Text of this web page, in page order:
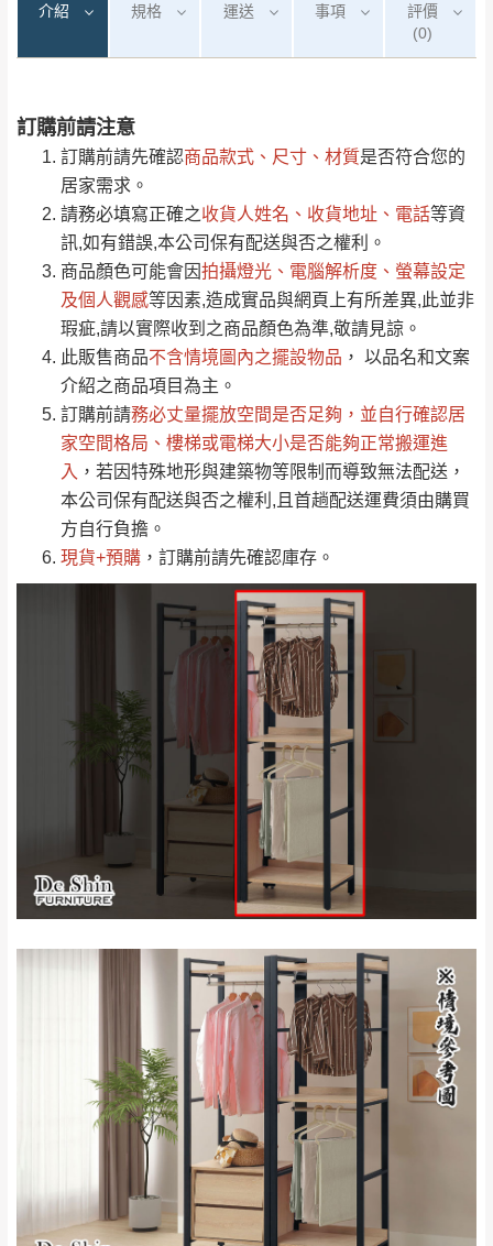
介紹
規格
運送
事項
評價
(0)
訂購前請注意
訂購前請先確認商品款式、尺寸、材質是否符合您的
居家需求。
請務必填寫正確之收貨人姓名、收貨地址、電話等資
訊,如有錯誤,本公司保有配送與否之權利。
商品顏色可能會因拍攝燈光、電腦解析度、螢幕設定
及個人觀感等因素,造成實品與網頁上有所差異,此並非
瑕疵,請以實際收到之商品顏色為準,敬請見諒。
此販售商品不含情境圖內之擺設物品 ， 以品名和文案
介紹之商品項目為主。
訂購前請務必丈量擺放空間是否足夠 ，並自行確認居
家空間格局、 樓梯或電梯大小是否能夠正常搬運進
入 ，若因特殊地形與建築物等限制而導致無法配送，
本公司保有配送與否之權利,且首趟配送運費須由購買
方自行負擔。
現貨+預購 ，訂購前請先確認庫存。
運 費 說 明
運送地區 運送費用
偏遠地區
（請先線上詢問 LINE
→@dershin ）
桃園
免 運
費
＊A108產品另收運費
復興鄉
新竹
峨眉鄉、五峰鄉、
橫山、北埔鄉、尖
石鄉、寶山鄉山
區、新埔山區、芎
雙溪、貢寮、烏
來、平溪、九份、
石門、林口 下福
里、新店山區、三
林、福隆、淡水山
基隆
$ 9,000以上：免
$ 9,000以下：
NT$500元
＊A108產品另收運費
基隆山區
苗栗
$ 9,000以上：免
運費
$ 9,000以下：
NT$500元
＊A108產品另收運費
卓蘭鎮、三灣、通
霄山區、西湖、泰
安鄉、大湖鄉、頭
配送天數：5~14天
注意事項：
由於品項繁多，網頁無法及時更新，如有需
要購買商品，請於出發前來電或到「官方
Line客服」來信確認商品是否有「現貨」與
「金額」。
若商品價格或庫存有異常，商家有權取消訂
單。部分網路商品恕無法更改原設計或客製，敬請
見諒！
接單後二日內(不含例假日)，我們客服會與您
電話聯絡或E-Mail通知確認訂單。
（線上客
服 LINE → @dershin）
下單前先詢問是否現貨 ，若未詢問下單後無
現貨我們客服會再來電或E-Mail與您聯絡
（洽詢方式請搜尋 Line ID →
地區恕無法提供運送 (詳見運送規章)。
苗栗至基隆；其它地區暫不開放，如因特殊
地型限制(山區、鄉、鎮、村)、樓梯太小、無
法搬運上樓等因素，導致無法配送，
保有出貨的權利。
保護物流人員的工作安全，賣家無提供吊掛
服務，若需以吊車或其他的吊掛方式吊運，
費用將由買方自行支付。
因大型傢俱有組裝、配送的問題，並非一般
快速到貨商品，無法指定特定時間送達，司
機當天到貨前皆會再與您通知，讓你不用整
天在家等貨，以節省您的寶貴時間。
由於百貨公司配送較為不易，故暫無法配送
至百貨公司內部。
發票寄送：
若您選擇三聯式或索取兩聯式發票，發票將於商品
完成出貨15個工作天另行寄出，另外約加上2~7個
工作天內送達，如遇國定假日將順延寄送。
0/5 (0)筆
全部 依評論高至低排列
依評論低至高排列 只顯示附上圖片
只顯示附上評論